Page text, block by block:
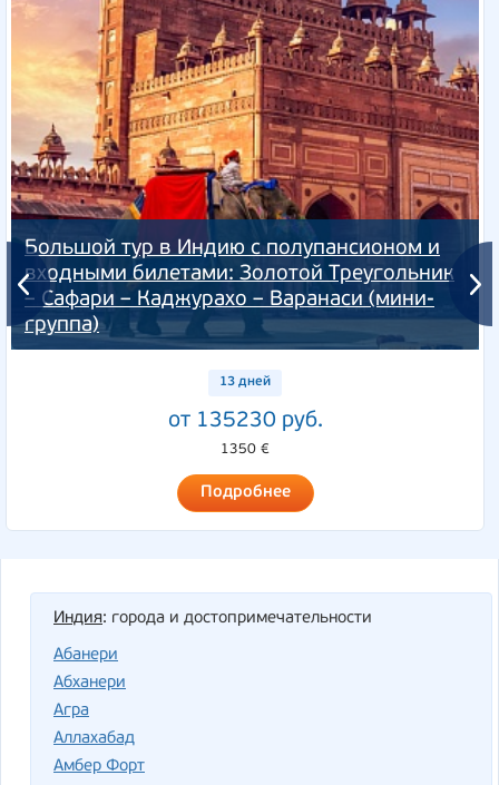
Большой тур в Индию с полупансионом и
входными билетами: Золотой Треугольник
– Сафари – Каджурахо – Варанаси (мини-
группа)
13 дней
от 135230 руб.
1350 €
Подробнее
Индия: города и достопримечательности
Абанери
Абханери
Агра
Аллахабад
Амбер Форт